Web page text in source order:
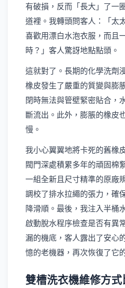
有破損，反而「長大」了一
道裡。我轉頭問客人：「太
喜歡用漂白水泡衣服，而且
時？」客人驚訝地點點頭。
這就對了。長期的化學洗劑
橡皮發生了嚴重的質變與膨
閉時無法與管壁緊密貼合，
斷流出。此外，膨脹的橡皮
慢。
我小心翼翼地將卡死的舊橡
閥門深處積累多年的頑固棉
一組全新且尺寸精準的原廠
調校了排水拉繩的張力，確
降滑順。最後，我注入半桶
啟動脫水程序檢查是否有異
漏的機底，客人露出了安心
憶的老機器，再次恢復了它
雙槽洗衣機維修方